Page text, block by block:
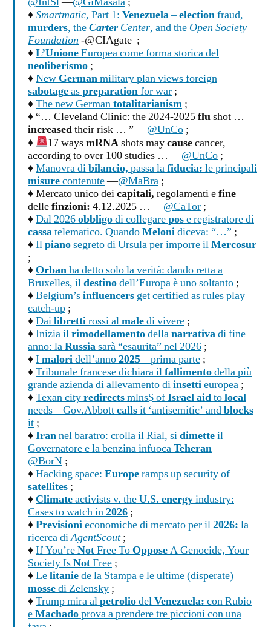
♦Smartmatic, Part 1: Venezuela–electionfraud,
murders, theCarter Center, and the Open Society
Foundation -@CIAgate ;
♦L’UnioneEuropea come forma storica del
neoliberismo ;
♦New Germanmilitary plan views foreign
sabotageaspreparationfor war ;
♦The new Germantotalitarianism ;
♦ “… Cleveland Clinic: the 2024-2025flushot …
increasedtheir risk … ” —@UnCo ;
♦
17 waysmRNAshots maycausecancer,
according to over 100 studies … —@UnCo ;
♦Manovra dibilancio, passa lafiducia: le principali
misurecontenute—@MaBra ;
♦ Mercato unico deicapitali, regolamenti efine
dellefinzioni: 4.12.2025 … —@CaTor ;
♦Dal 2026obbligodi collegarepose registratore di
cassatelematico. QuandoMelonidiceva: “…” ;
♦Ilpianosegreto di Ursula per imporre ilMercosur
;
♦Orbanha detto solo la verità: dando retta a
Bruxelles, ildestinodell’Europa è uno soltanto ;
♦Belgium’sinfluencers get certified as rules play
catch-up ;
♦Dailibrettirossi almaledi vivere ;
♦Inizia ilrimodellamentodellanarrativadi fine
anno: laRussiasarà “esaurita” nel 2026 ;
♦Imaloridell’anno2025– prima parte ;
♦Tribunale francese dichiara ilfallimentodella più
grande azienda di allevamento diinsettieuropea ;
♦Texan cityredirectsmlns$ ofIsrael aidtolocal
needs – Gov.Abbottcallsit ‘antisemitic’ andblocks
it ;
♦Irannel baratro: crolla il Rial, sidimetteil
Governatore e la benzina infuocaTeheran—
@BorN ;
♦Hacking space: Europeramps up security of
satellites ;
♦Climateactivists v. the U.S. energyindustry:
Cases to watch in2026 ;
♦Previsionieconomiche di mercato per il2026: la
ricerca diAgentScout;
♦If You’reNotFree ToOpposeA Genocide, Your
Society IsNotFree ;
♦Lelitaniede la Stampa e le ultime (disperate)
mossedi Zelensky ;
♦Trump mira alpetroliodelVenezuela: con Rubio
eMachadoprova a prendere tre piccioni con una